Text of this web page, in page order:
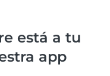
está a tu
app